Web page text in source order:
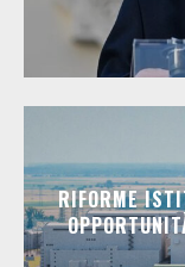
RIFORME